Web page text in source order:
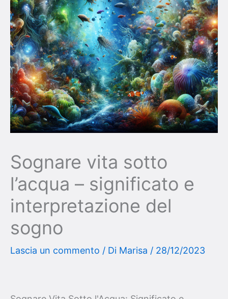
Sognare vita sotto
l’acqua – significato e
interpretazione del
sogno
Lascia un commento / Di Marisa / 28/12/2023